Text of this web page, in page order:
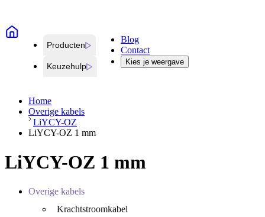
Producten
Keuzehulp
Blog
Contact
Kies je weergave
Home
Overige kabels
LiYCY-OZ
LiYCY-OZ 1 mm
LiYCY-OZ 1 mm
Overige kabels
Krachtstroomkabel